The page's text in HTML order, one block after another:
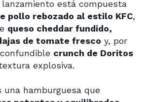
está compuesta
pollo rebozado al estilo KFC,
queso cheddar fundido,
de tomate fresco y, por
crunch de Doritos
explosiva.
una hamburguesa que